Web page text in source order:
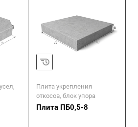
Плита укрепления
откосов, блок упора
Плита ПБ0,5-8